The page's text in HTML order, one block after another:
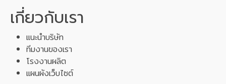
เกี่ยวกับเรา
แนะนำบริษัท
ทีมงานของเรา
โรงงานผลิต
แผนผังเว็บไซต์